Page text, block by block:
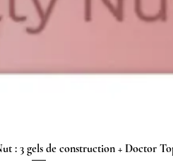
Aperçu rapide
: 3 gels de construction + Doctor